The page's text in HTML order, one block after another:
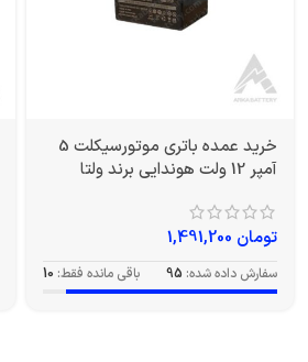
خرید عمده باتری موتورسیکلت 5
آمپر 12 ولت هوندایی برند ولتا
تومان
سفارش داده شده: 95 باقی مانده فقط: 10